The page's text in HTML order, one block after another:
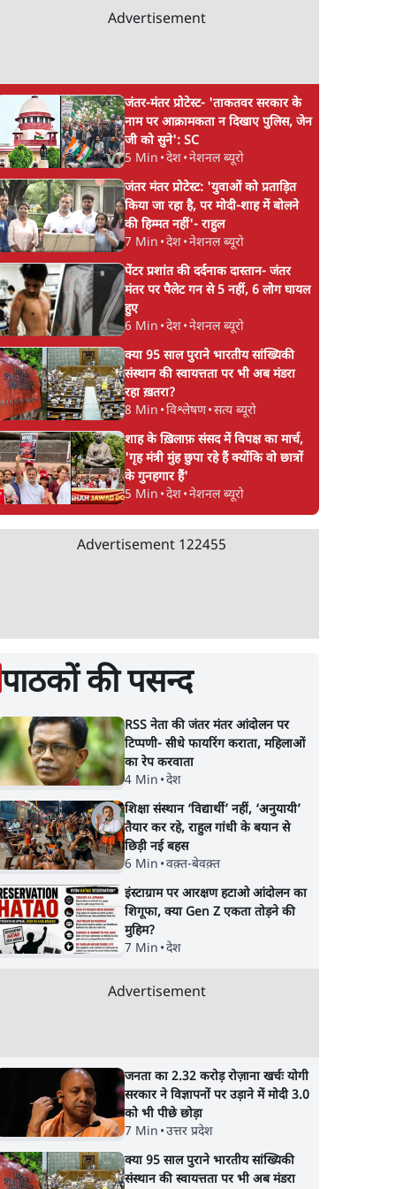
फँस
भागवत बोले- 'जेन ज़ी पर
आँख मूंदकर भरोसा,
अतुल लिमये बोले थे- 'एंटी
प्रयागराज छात्रों की गूंज:
Advertisement
जंतर-मंतर प्रोटेस्ट- 'ताकतवर सरकार के
नाम पर आक्रामकता न दिखाए पुलिस, जेन
जी को सुने': SC
5 Min •देश•नेशनल ब्यूरो
जंतर मंतर प्रोटेस्ट: 'युवाओं को प्रताड़ित
किया जा रहा है, पर मोदी-शाह में बोलने
की हिम्मत नहीं'- राहुल
7 Min •देश•नेशनल ब्यूरो
पेंटर प्रशांत की दर्दनाक दास्तान- जंतर
मंतर पर पैलेट गन से 5 नहीं, 6 लोग घायल
हुए
6 Min •देश•नेशनल ब्यूरो
क्या 95 साल पुराने भारतीय सांख्यिकी
संस्थान की स्वायत्तता पर भी अब मंडरा
रहा ख़तरा?
8 Min •विश्लेषण•सत्य ब्यूरो
शाह के ख़िलाफ़ संसद में विपक्ष का मार्च,
'गृह मंत्री मुंह छुपा रहे हैं क्योंकि वो छात्रों
के गुनहगार हैं'
5 Min •देश•नेशनल ब्यूरो
Advertisement 122455
पाठकों की पसन्द
RSS नेता की जंतर मंतर आंदोलन पर
टिप्पणी- सीधे फायरिंग कराता, महिलाओं
का रेप करवाता
4 Min •देश
शिक्षा संस्थान ‘विद्यार्थी’ नहीं, ‘अनुयायी’
तैयार कर रहे, राहुल गांधी के बयान से
छिड़ी नई बहस
6 Min •वक़्त-बेवक़्त
इंस्टाग्राम पर आरक्षण हटाओ आंदोलन का
शिगूफा, क्या Gen Z एकता तोड़ने की
मुहिम?
7 Min •देश
Advertisement
जनता का 2.32 करोड़ रोज़ाना खर्चः योगी
सरकार ने विज्ञापनों पर उड़ाने में मोदी 3.0
को भी पीछे छोड़ा
7 Min •उत्तर प्रदेश
क्या 95 साल पुराने भारतीय सांख्यिकी
संस्थान की स्वायत्तता पर भी अब मंडरा